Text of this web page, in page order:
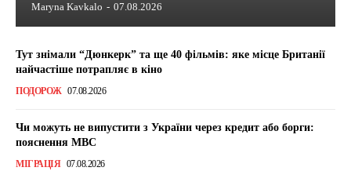
Maryna Kavkalo - 07.08.2026
Тут знімали “Дюнкерк” та ще 40 фільмів: яке місце Британії
найчастіше потрапляє в кіно
ПОДОРОЖ 07.08.2026
Чи можуть не випустити з України через кредит або борги:
пояснення МВС
МІГРАЦІЯ 07.08.2026